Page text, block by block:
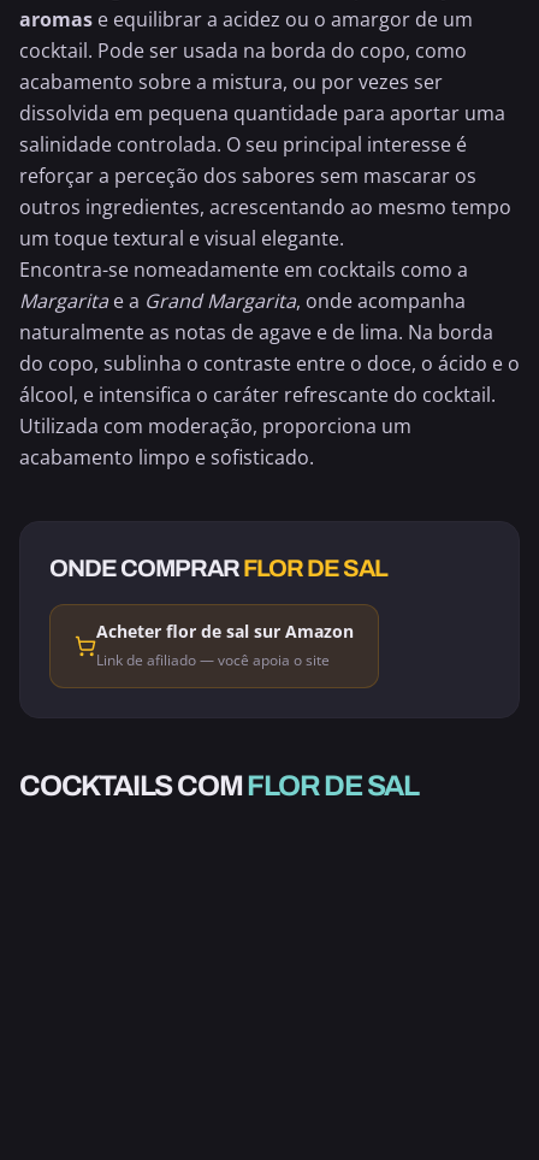
aromas e equilibrar a acidez ou o amargor de um
cocktail. Pode ser usada na borda do copo, como
acabamento sobre a mistura, ou por vezes ser
dissolvida em pequena quantidade para aportar uma
salinidade controlada. O seu principal interesse é
reforçar a perceção dos sabores sem mascarar os
outros ingredientes, acrescentando ao mesmo tempo
um toque textural e visual elegante.
Encontra-se nomeadamente em cocktails como a
Margarita e a Grand Margarita, onde acompanha
naturalmente as notas de agave e de lima. Na borda
do copo, sublinha o contraste entre o doce, o ácido e o
álcool, e intensifica o caráter refrescante do cocktail.
Utilizada com moderação, proporciona um
acabamento limpo e sofisticado.
ONDE COMPRARFLOR DE SAL
Acheter flor de sal sur Amazon
Link de afiliado — você apoia o site
COCKTAILS COMFLOR DE SAL
MARGARITA
GRANDE
MARGARITA